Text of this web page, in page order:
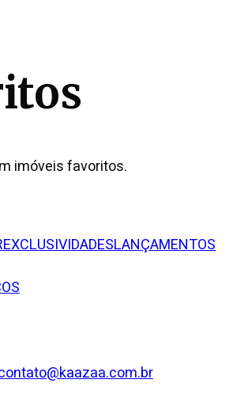
imóveis favoritos.
EXCLUSIVIDADESLANÇAMENTOS